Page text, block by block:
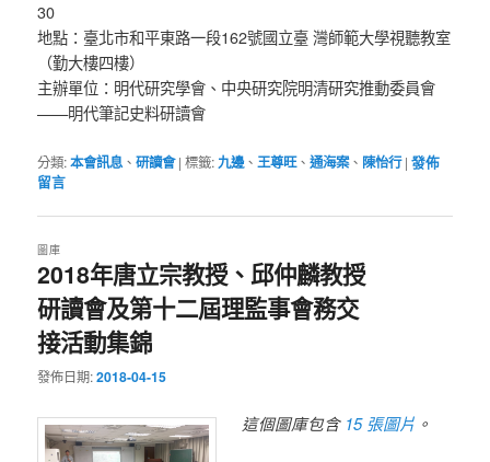
30
地點：臺北市和平東路一段162號國立臺 灣師範大學視聽教室
（勤大樓四樓）
主辦單位：明代研究學會、中央研究院明清研究推動委員會
——明代筆記史料研讀會
分類:本會訊息 、研讀會 |標籤: 九邊、王尊旺、通海案、 陳怡行 |發佈
留言
2018年唐立宗教授、邱仲麟教授
研讀會及第十二屆理監事會務交
接活動集錦
圖庫
發佈日期:2018-04-15
這個圖庫包含 15 張圖片 。